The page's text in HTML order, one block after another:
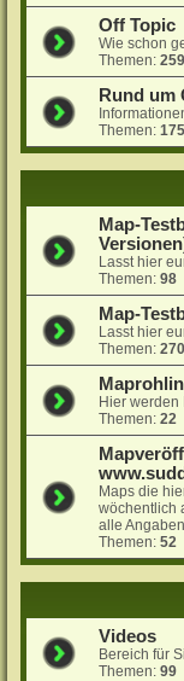
Off Topic
Wie schon
Themen:259
Rund um
Themen:175
Map-
Lasst hier
Themen:98
Map-
Lasst hier
Themen:270
Hier
Themen:22
Maps die
wöchentlich
alle
Themen:52
Videos
Bereich für
Themen:99